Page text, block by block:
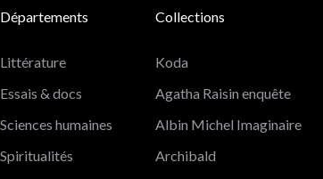
Départements
Littérature
Essais & docs
Sciences humaines
Spiritualités
Collections
Koda
Agatha Raisin enquête
Albin Michel Imaginaire
Archibald